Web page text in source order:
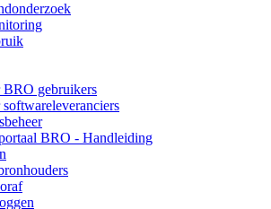
gebruikers
BRO - Handleiding